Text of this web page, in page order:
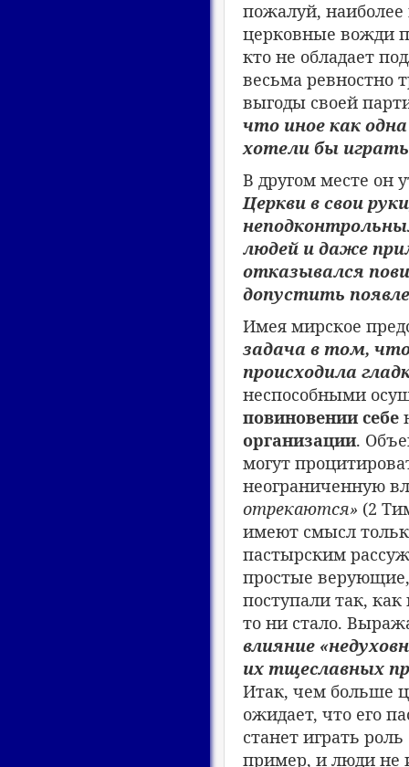
пожалуй,
церковные вожди
кто не обладает
весьма ревностно
выгоды своей
что иное как
хотели бы
В другом месте он
Церкви в свои
людей и даже
отказывался
допустить
Имея мирское
задача в том,
происходила
неспособными
повиновении себе
организации.
могут
неограниченную
отрекаются» (2
имеют смысл
пастырским
простые
поступали так,
то ни стало.
влияние
их тщеславных
Итак, чем больше
ожидает, что его
станет играть
пример, и люди не